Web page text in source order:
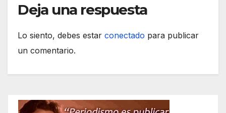
Deja una respuesta
Lo siento, debes estar conectado para publicar
un comentario.